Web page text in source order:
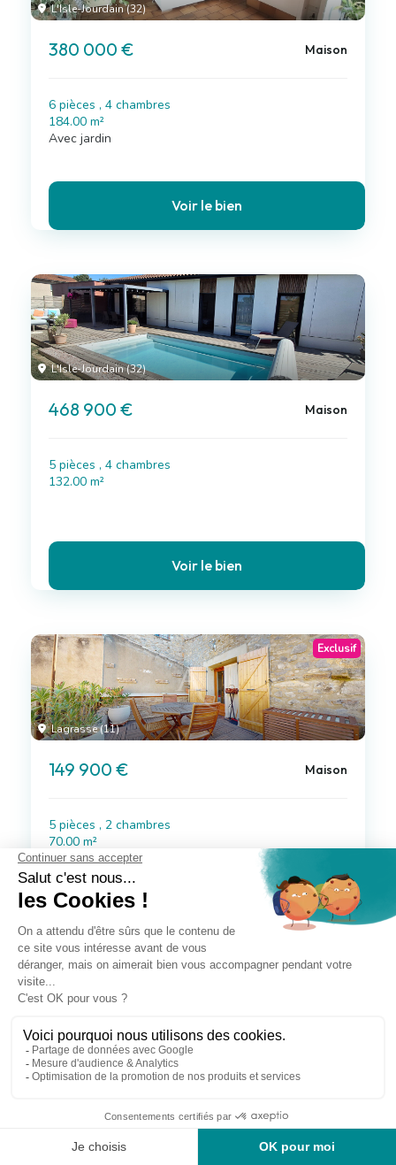
L'Isle-Jourdain (32)
380 000 € Maison
6 pièces , 4 chambres
184.00 m²
Avec jardin
Voir le bien
L'Isle-Jourdain (32)
468 900 € Maison
5 pièces , 4 chambres
132.00 m²
Voir le bien
Lagrasse (11)
Exclusif
149 900 € Maison
5 pièces , 2 chambres
70.00 m²
Avec terrasse
Voir le bien
Maison